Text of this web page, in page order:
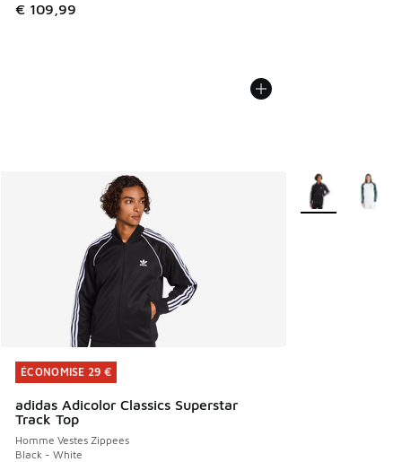
€ 109,99
ÉCONOMISE 29 €
adidas Adicolor Classics Superstar
Track Top
Homme Vestes Zippees
Black - White
ÉCONOMISE 29 €
Plus de couleurs